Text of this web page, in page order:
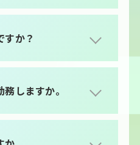
か？
しますか。